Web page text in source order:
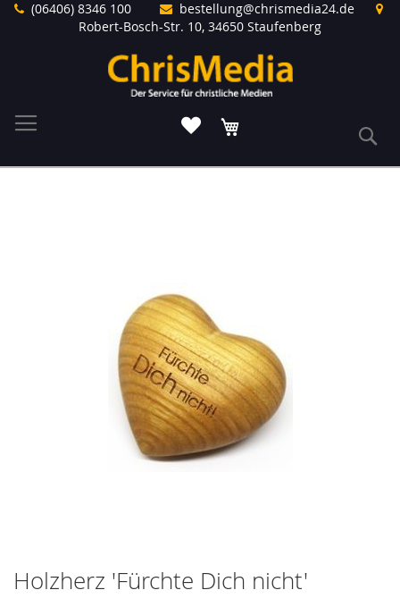
Direkt(06406) 8346 100
bestellung@chrismedia24.de
Robert-Bosch-Str. 10, 34650 Staufenberg
Holzherz 'Fürchte Dich nicht'
Zum
Anfang